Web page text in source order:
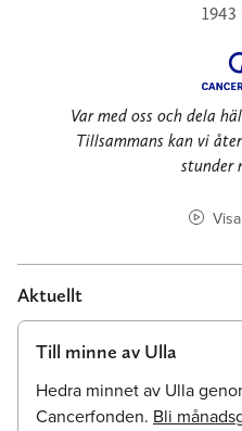
1943
Var med oss och dela
Tillsammans kan vi
stunder
Aktuellt
Till minne av Ulla
Hedra minnet av Ulla
Cancerfonden. Bli